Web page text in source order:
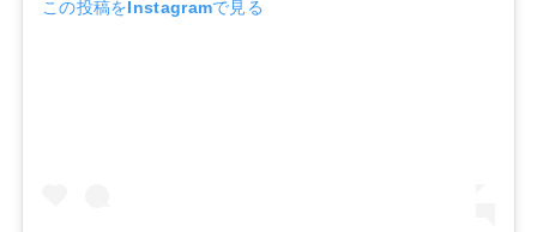
この投稿をInstagramで見る